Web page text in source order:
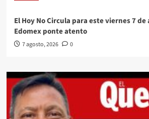
El Hoy No Circula para este viernes 7 de
Edomex ponte atento
7 agosto, 2026 0